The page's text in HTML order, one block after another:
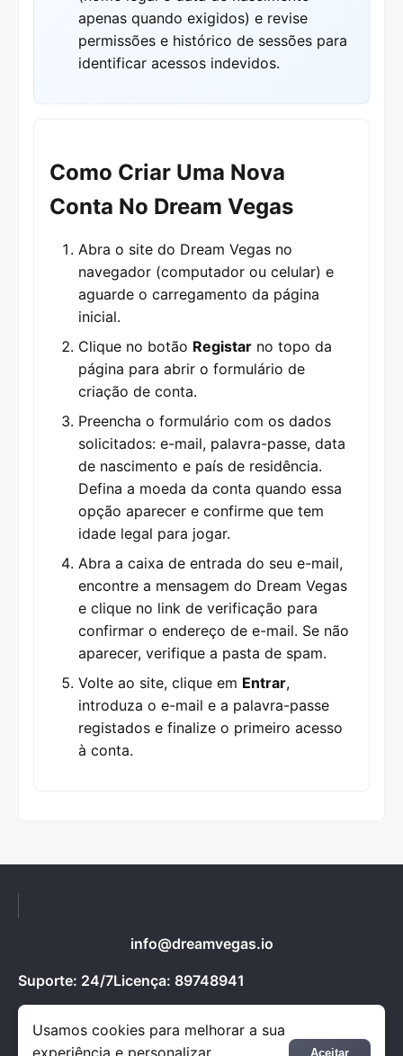
apenas quando exigidos) e revise
permissões e histórico de sessões para
identificar acessos indevidos.
Como Criar Uma Nova
Conta No Dream Vegas
Abra o site do Dream Vegas no
navegador (computador ou celular) e
aguarde o carregamento da página
inicial.
Clique no botão Registarno topo da
página para abrir o formulário de
criação de conta.
Preencha o formulário com os dados
solicitados: e-mail, palavra-passe, data
de nascimento e país de residência.
Defina a moeda da conta quando essa
opção aparecer e confirme que tem
idade legal para jogar.
Abra a caixa de entrada do seu e-mail,
encontre a mensagem do Dream Vegas
e clique no link de verificação para
confirmar o endereço de e-mail. Se não
aparecer, verifique a pasta de spam.
Volte ao site, clique em Entrar,
introduza o e-mail e a palavra-passe
registados e finalize o primeiro acesso
à conta.
info@dreamvegas.io
Suporte: 24/7Licença: 89748941
de 18 anos.
Usamos cookies para melhorar a sua
experiência e personalizar
Aceitar